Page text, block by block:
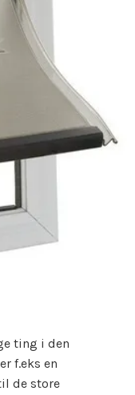
ting i den
f.eks en
de store